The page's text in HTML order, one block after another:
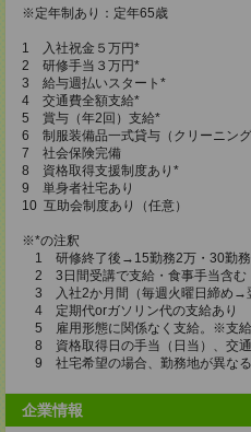
※定年制あり：定年65歳
1 入社祝金５万円*
2 研修手当３万円*
3 給与週払いスタート*
4 交通費全額支給*
5 賞与（年2回）支給*
6 制服装備品一式貸与（クリーニング
7 社会保険完備
8 資格取得支援制度あり*
9 単身者社宅あり
10 互助会制度あり（任意）
※*の注釈
1 研修終了後→15勤務2万・30勤
2 3日間受講で支給・食事手当含む
3 入社2か月間（毎週火曜日締め→
4 定期代orガソリン代の支給あり
5 雇用形態に関係なく支給。※支給
8 資格取得日の手当（日当）、交
9 社宅希望の場合、勤務地が異なる
企業情報